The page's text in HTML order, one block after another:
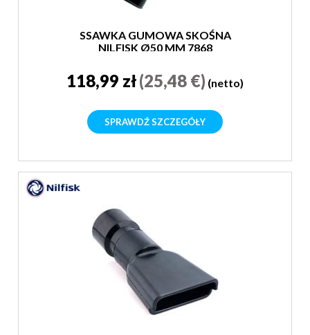
SSAWKA GUMOWA SKOŚNA
NILFISK Ø50 MM 7868
118,99 zł(25,48 €) (netto)
SPRAWDŹ SZCZEGÓŁY